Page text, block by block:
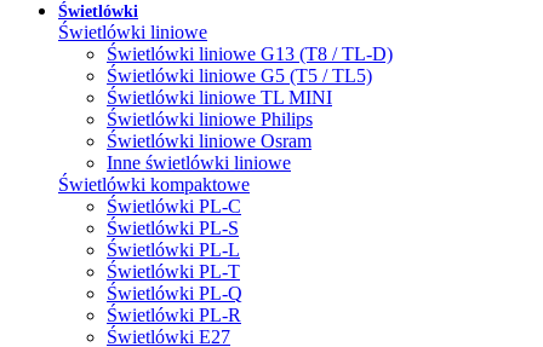
Świetlówki
Świetlówki liniowe
Świetlówki liniowe G13 (T8 / TL-D)
Świetlówki liniowe G5 (T5 / TL5)
Świetlówki liniowe TL MINI
Świetlówki liniowe Philips
Świetlówki liniowe Osram
Inne świetlówki liniowe
Świetlówki kompaktowe
Świetlówki PL-C
Świetlówki PL-S
Świetlówki PL-L
Świetlówki PL-T
Świetlówki PL-Q
Świetlówki PL-R
Świetlówki E27